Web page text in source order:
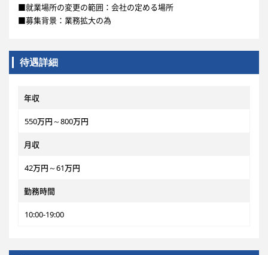
■就業場所の変更の範囲：会社の定める場所
■募集背景：業務拡大の為
待遇詳細
年収
550万円～800万円
月収
42万円～61万円
勤務時間
10:00‐19:00